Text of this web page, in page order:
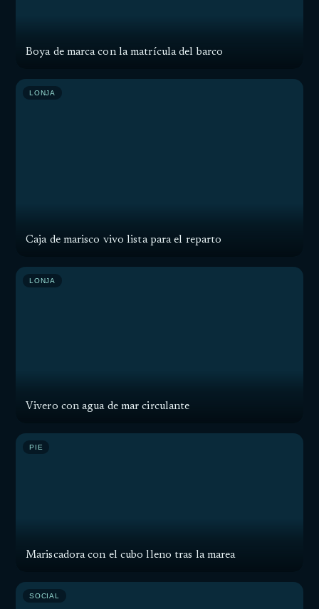
Boya de marca con la matrícula del barco
Caja de marisco vivo lista para el reparto
LONJA
Vivero con agua de mar circulante
LONJA
Mariscadora con el cubo lleno tras la marea
PIE
SOCIAL